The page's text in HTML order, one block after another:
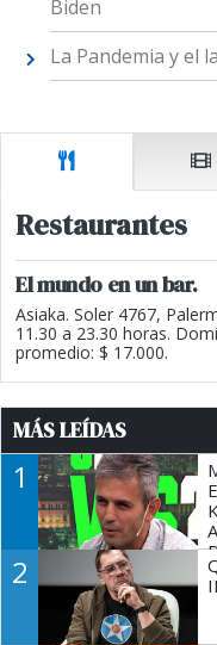
Biden
La Pandemia y el
Restaurantes
El mundo en un bar.
Asiaka. Soler 4767,
11.30 a 23.30 horas.
promedio: $ 17.000.
MÁS LEÍDAS
1
2